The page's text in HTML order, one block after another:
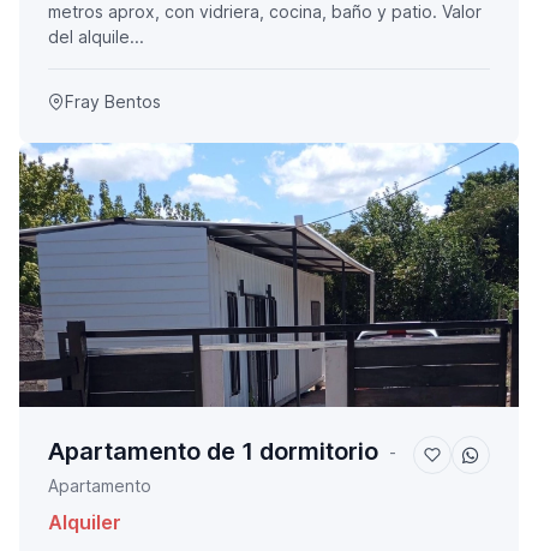
metros aprox, con vidriera, cocina, baño y patio. Valor
del alquile...
Fray Bentos
Apartamento de 1 dormitorio -
Apartamento
Alquiler